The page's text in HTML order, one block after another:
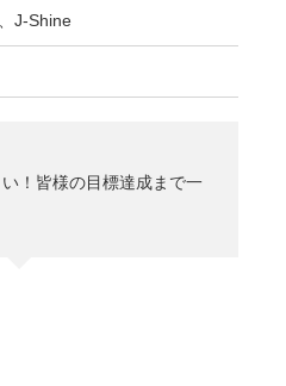
J-Shine
！皆様の目標達成まで一